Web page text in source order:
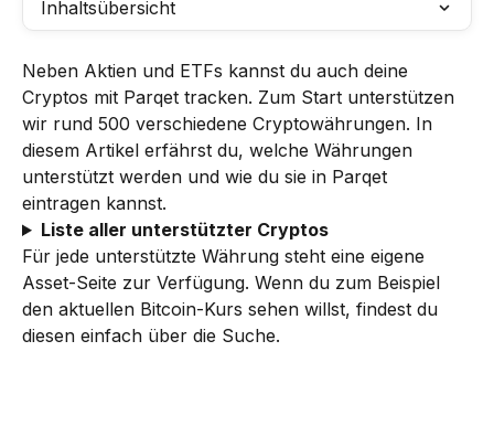
Inhaltsübersicht
Neben Aktien und ETFs kannst du auch deine
Cryptos mit Parqet tracken. Zum Start unterstützen
wir rund 500 verschiedene Cryptowährungen. In
diesem Artikel erfährst du, welche Währungen
unterstützt werden und wie du sie in Parqet
eintragen kannst.
Liste aller unterstützter Cryptos
Für jede unterstützte Währung steht eine eigene
Asset-Seite zur Verfügung. Wenn du zum Beispiel
den aktuellen Bitcoin-Kurs sehen willst, findest du
diesen einfach über die Suche.